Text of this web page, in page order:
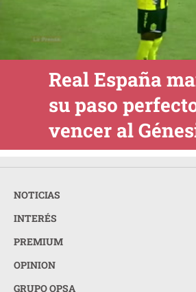
Real España
su paso
vencer al
NOTICIAS
INTERÉS
PREMIUM
OPINION
GRUPO OPSA